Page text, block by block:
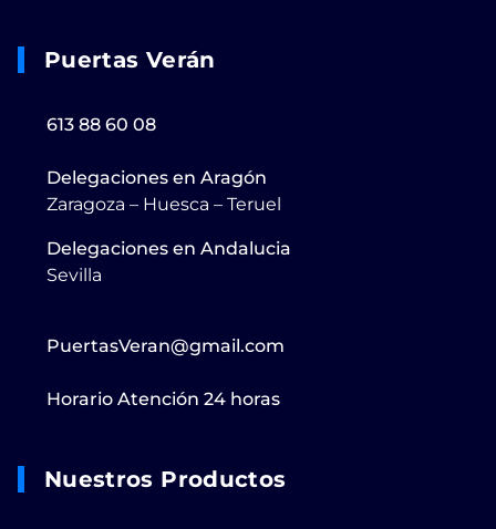
Puertas Verán
613 88 60 08
Delegaciones en Aragón
Zaragoza – Huesca – Teruel
Delegaciones en Andalucia
Sevilla
PuertasVeran@gmail.com
Horario Atención 24 horas
Nuestros Productos